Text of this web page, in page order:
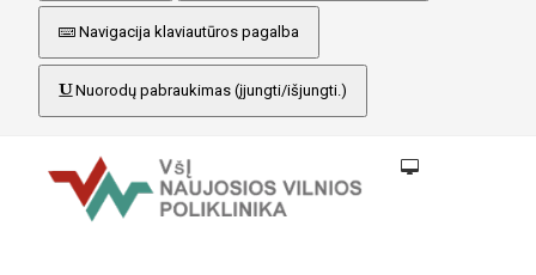
Navigacija klaviautūros pagalba
Nuorodų pabraukimas (įjungti/išjungti.)